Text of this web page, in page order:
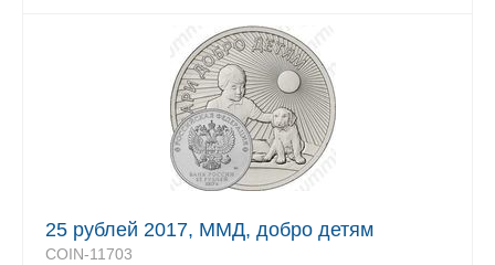
25 рублей 2017, ММД, добро детям
COIN-11703